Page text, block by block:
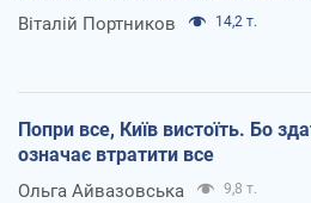
Віталій Портников 14,2 т.
Попри все, Київ вистоїть. Бо
означає втратити все
Ольга Айвазовська 9,8 т.